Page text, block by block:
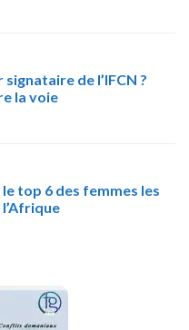
de l’IFCN ?
la voie
top 6 des femmes les